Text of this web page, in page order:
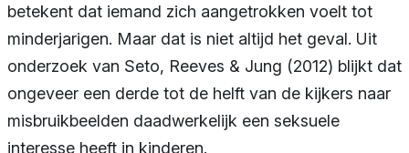
betekent dat iemand zich aangetrokken voelt tot
minderjarigen. Maar dat is niet altijd het geval. Uit
onderzoek van Seto, Reeves & Jung (2012) blijkt dat
ongeveer een derde tot de helft van de kijkers naar
misbruikbeelden daadwerkelijk een seksuele
interesse heeft in kinderen.